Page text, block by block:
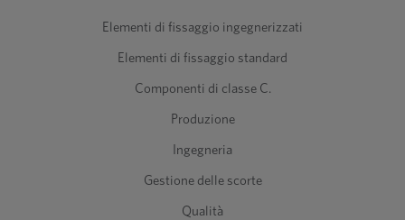
Elementi di fissaggio ingegnerizzati
Elementi di fissaggio standard
Componenti di classe C.
Produzione
Ingegneria
Gestione delle scorte
Qualità